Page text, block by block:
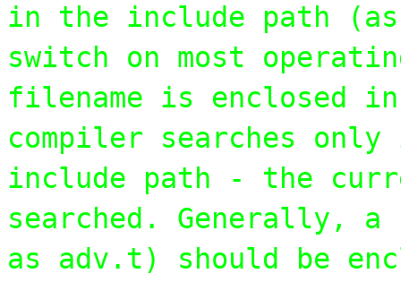
in the include path
switch on most
filename is enclosed
compiler searches
include path - the
searched. Generally,
as adv.t) should be